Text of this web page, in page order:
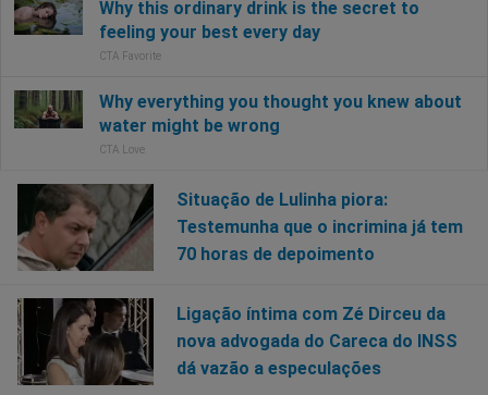
Situação de Lulinha piora:
Testemunha que o incrimina já tem
70 horas de depoimento
Ligação íntima com Zé Dirceu da
nova advogada do Careca do INSS
dá vazão a especulações